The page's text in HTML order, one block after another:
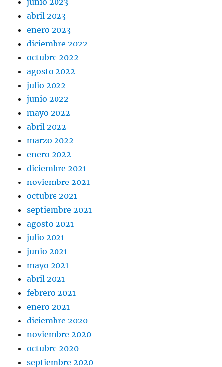
junio 2023
abril 2023
enero 2023
diciembre 2022
octubre 2022
agosto 2022
julio 2022
junio 2022
mayo 2022
abril 2022
marzo 2022
enero 2022
diciembre 2021
noviembre 2021
octubre 2021
septiembre 2021
agosto 2021
julio 2021
junio 2021
mayo 2021
abril 2021
febrero 2021
enero 2021
diciembre 2020
noviembre 2020
octubre 2020
septiembre 2020